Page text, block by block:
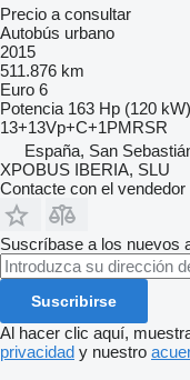
Precio a consultar
Autobús urbano
2015
511.876 km
Euro 6
Potencia 163 Hp (120 kW)
13+13Vp+C+1PMRSR
España, San
XPOBUS IBERIA, SLU
Contacte con el vendedor
Suscríbase a los nuevos
Suscribirse
Al hacer clic aquí,
privacidad y nuestro